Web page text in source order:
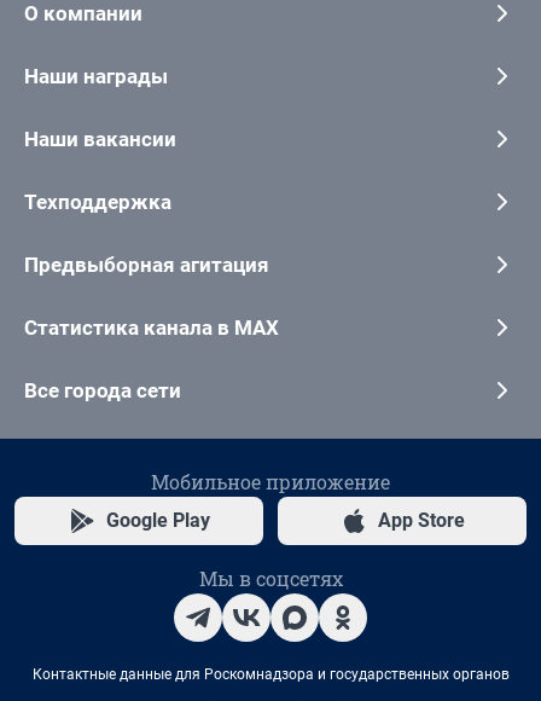
О компании
Наши награды
Наши вакансии
Техподдержка
Предвыборная агитация
Статистика канала в MAX
Все города сети
Мобильное приложение
Google Play App Store
Мы в соцсетях
Контактные данные для Роскомнадзора и государственных органов